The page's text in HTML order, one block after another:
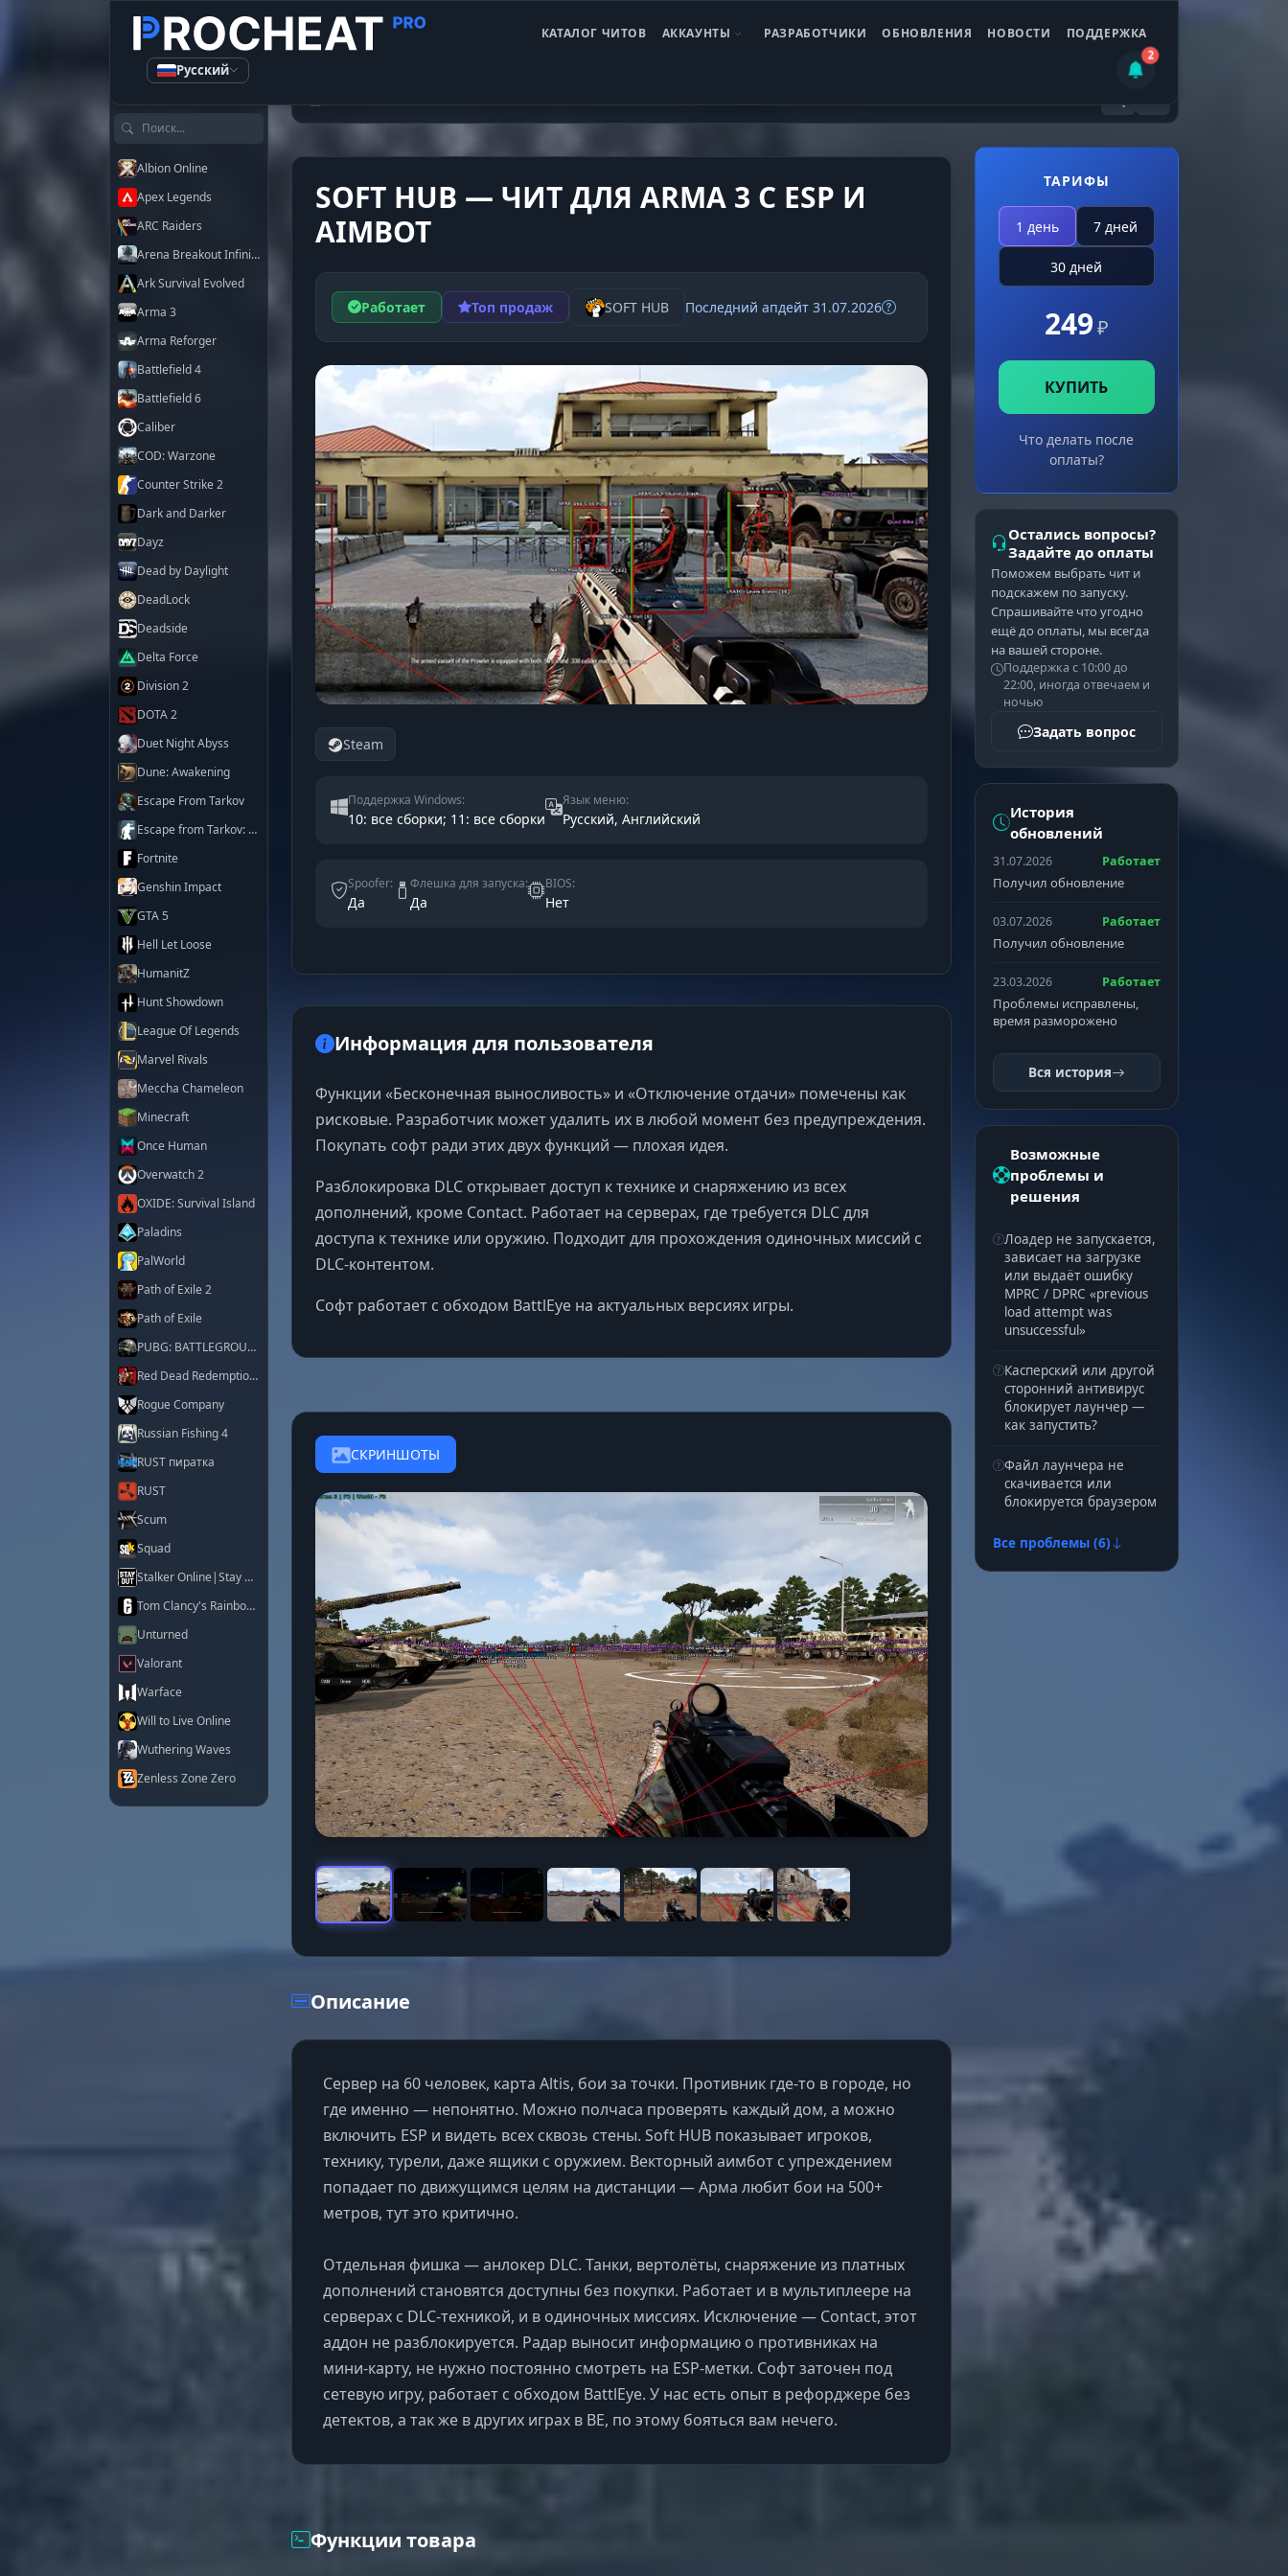
КАТАЛОГ ЧИТОВ АККАУНТЫ РАЗРАБОТЧИКИ ОБНОВЛЕНИЯ НОВОСТИ ПОДДЕРЖКА
Русский
2
Поиск по играм
Albion Online
Apex Legends
ARC Raiders
Arena Breakout Infinite
Ark Survival Evolved
Arma 3
Arma Reforger
Battlefield 4
Battlefield 6
Caliber
COD: Warzone
Counter Strike 2
Dark and Darker
Dayz
Dead by Daylight
DeadLock
Deadside
Delta Force
Division 2
DOTA 2
Duet Night Abyss
Dune: Awakening
Escape From Tarkov
Escape from Tarkov: Arena
Fortnite
Genshin Impact
GTA 5
Hell Let Loose
HumanitZ
Hunt Showdown
League Of Legends
Marvel Rivals
Meccha Chameleon
Minecraft
Once Human
Overwatch 2
OXIDE: Survival Island
Paladins
PalWorld
Path of Exile 2
Path of Exile
PUBG: BATTLEGROUNDS
Red Dead Redemption 2
Rogue Company
Russian Fishing 4
RUST пиратка
RUST
Scum
Squad
Stalker Online|Stay Out
Tom Clancy's Rainbow Six Siege X
Unturned
Valorant
Warface
Will to Live Online
Wuthering Waves
Zenless Zone Zero
Читы Arma 3 Чит Arma 3 + DLC Unlocker
SOFT HUB — ЧИТ ДЛЯ ARMA 3 С ESP И
AIMBOT
Работает Топ продаж SOFT HUB Последний апдейт 31.07.2026
Steam
Поддержка Windows:
10: все сборки; 11: все сборки
Язык меню:
Русский, Английский
Spoofer:
Да
Флешка для запуска:
Да
BIOS:
Нет
Информация для пользователя
Функции «Бесконечная выносливость» и «Отключение отдачи» помечены как
рисковые. Разработчик может удалить их в любой момент без предупреждения.
Покупать софт ради этих двух функций — плохая идея.
Разблокировка DLC открывает доступ к технике и снаряжению из всех
дополнений, кроме Contact. Работает на серверах, где требуется DLC для
доступа к технике или оружию. Подходит для прохождения одиночных миссий с
DLC-контентом.
Софт работает с обходом BattlEye на актуальных версиях игры.
СКРИНШОТЫ
Описание
Сервер на 60 человек, карта Altis, бои за точки. Противник где-то в городе, но
где именно — непонятно. Можно полчаса проверять каждый дом, а можно
включить ESP и видеть всех сквозь стены. Soft HUB показывает игроков,
технику, турели, даже ящики с оружием. Векторный аимбот с упреждением
попадает по движущимся целям на дистанции — Арма любит бои на 500+
метров, тут это критично.
Отдельная фишка — анлокер DLC. Танки, вертолёты, снаряжение из платных
дополнений становятся доступны без покупки. Работает и в мультиплеере на
серверах с DLC-техникой, и в одиночных миссиях. Исключение — Contact, этот
аддон не разблокируется. Радар выносит информацию о противниках на
мини-карту, не нужно постоянно смотреть на ESP-метки. Софт заточен под
сетевую игру, работает с обходом BattlEye. У нас есть опыт в рефорджере без
детектов, а так же в других играх в BE, по этому бояться вам нечего.
Функции товара
ТАРИФЫ
1 день 7 дней
30 дней
249₽
КУПИТЬ
Что делать после
оплаты?
Остались вопросы?
Задайте до оплаты
Поможем выбрать чит и
подскажем по запуску.
Спрашивайте что угодно
ещё до оплаты, мы всегда
на вашей стороне.
Поддержка с 10:00 до
22:00, иногда отвечаем и
ночью
Задать вопрос
История
обновлений
31.07.2026 Работает
Получил обновление
03.07.2026 Работает
Получил обновление
23.03.2026 Работает
Проблемы исправлены,
время разморожено
Вся история
Возможные
проблемы и
решения
Лоадер не запускается,
зависает на загрузке
или выдаёт ошибку
MPRC / DPRC «previous
load attempt was
unsuccessful»
Касперский или другой
сторонний антивирус
блокирует лаунчер —
как запустить?
Файл лаунчера не
скачивается или
блокируется браузером
Все проблемы (6)